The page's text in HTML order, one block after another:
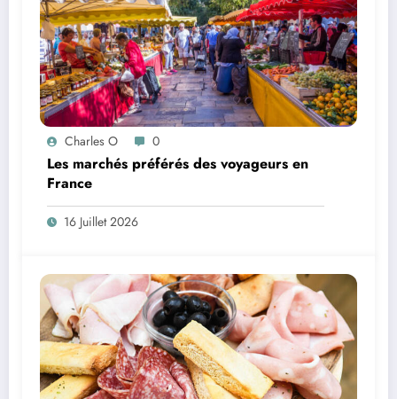
Charles O 0
Les marchés préférés des voyageurs en
France
16 Juillet 2026